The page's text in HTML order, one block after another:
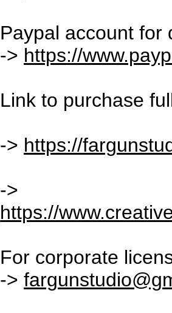
Paypal account for
-> https://
Link to purchase
-> https://
->
https://
For corporate
->